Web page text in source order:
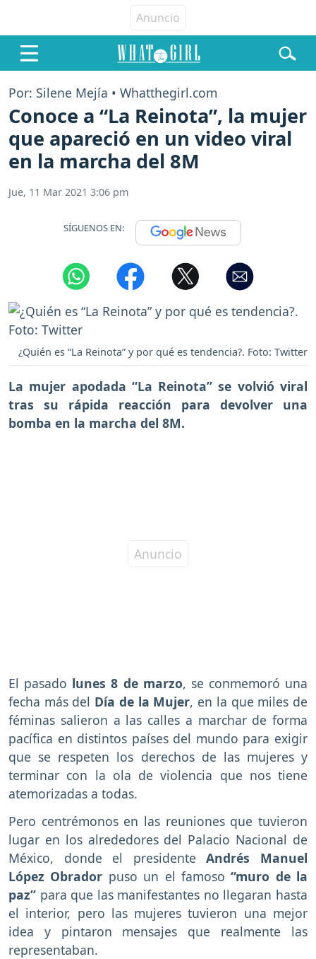
Por: Silene Mejía • Whatthegirl.com
Conoce a “La Reinota”, la mujer
que apareció en un video viral
en la marcha del 8M
Jue, 11 Mar 2021 3:06 pm
SÍGUENOS EN:
¿Quién es “La Reinota” y por qué es tendencia?. Foto: Twitter
La mujer apodada “La Reinota” se volvió viral
tras su rápida reacción para devolver una
bomba en la marcha del 8M.
El pasado lunes 8 de marzo, se conmemoró una
fecha más del Día de la Mujer, en la que miles de
féminas salieron a las calles a marchar de forma
pacífica en distintos países del mundo para exigir
que se respeten los derechos de las mujeres y
terminar con la ola de violencia que nos tiene
atemorizadas a todas.
Pero centrémonos en las reuniones que tuvieron
lugar en los alrededores del Palacio Nacional de
México, donde el presidenteAndrés Manuel
López Obrador puso un el famoso“muro de la
paz” para que las manifestantes no llegaran hasta
el interior, pero las mujeres tuvieron una mejor
idea y pintaron mensajes que realmente las
representaban.